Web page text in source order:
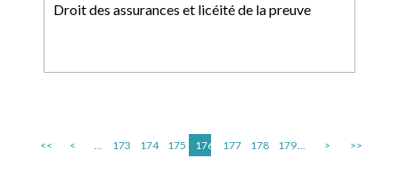
Droit des assurances et licéité de la preuve
<< < ... 173 174 175 176 177 178 179... > >>